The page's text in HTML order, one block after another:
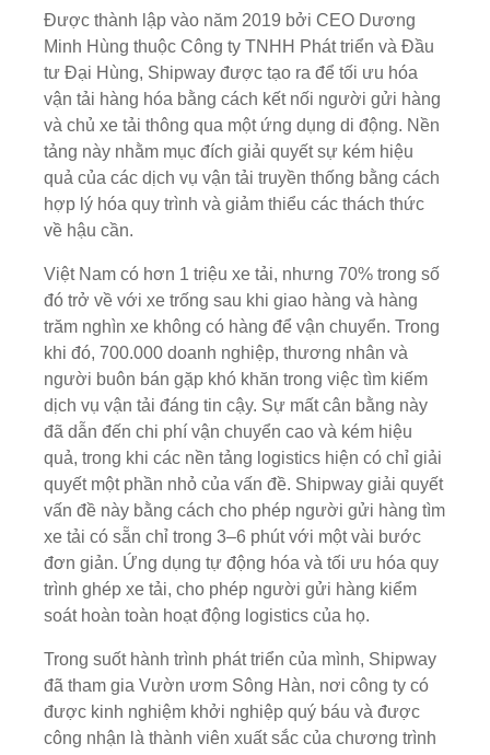
Được thành lập vào năm 2019 bởi CEO Dương
Minh Hùng thuộc Công ty TNHH Phát triển và Đầu
tư Đại Hùng, Shipway được tạo ra để tối ưu hóa
vận tải hàng hóa bằng cách kết nối người gửi hàng
và chủ xe tải thông qua một ứng dụng di động. Nền
tảng này nhằm mục đích giải quyết sự kém hiệu
quả của các dịch vụ vận tải truyền thống bằng cách
hợp lý hóa quy trình và giảm thiểu các thách thức
về hậu cần.
Việt Nam có hơn 1 triệu xe tải, nhưng 70% trong số
đó trở về với xe trống sau khi giao hàng và hàng
trăm nghìn xe không có hàng để vận chuyển. Trong
khi đó, 700.000 doanh nghiệp, thương nhân và
người buôn bán gặp khó khăn trong việc tìm kiếm
dịch vụ vận tải đáng tin cậy. Sự mất cân bằng này
đã dẫn đến chi phí vận chuyển cao và kém hiệu
quả, trong khi các nền tảng logistics hiện có chỉ giải
quyết một phần nhỏ của vấn đề. Shipway giải quyết
vấn đề này bằng cách cho phép người gửi hàng tìm
xe tải có sẵn chỉ trong 3–6 phút với một vài bước
đơn giản. Ứng dụng tự động hóa và tối ưu hóa quy
trình ghép xe tải, cho phép người gửi hàng kiểm
soát hoàn toàn hoạt động logistics của họ.
Trong suốt hành trình phát triển của mình, Shipway
đã tham gia Vườn ươm Sông Hàn, nơi công ty có
được kinh nghiệm khởi nghiệp quý báu và được
công nhận là thành viên xuất sắc của chương trình